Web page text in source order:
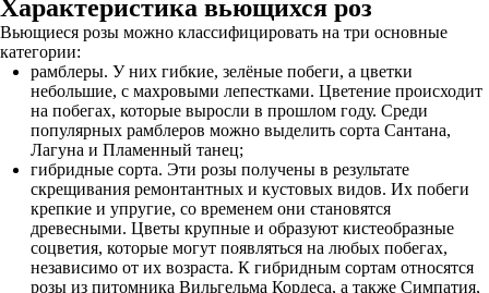
Характеристика вьющихся роз
Вьющиеся розы можно классифицировать на три основные
категории:
рамблеры. У них гибкие, зелёные побеги, а цветки
небольшие, с махровыми лепестками. Цветение происходит
на побегах, которые выросли в прошлом году. Среди
популярных рамблеров можно выделить сорта Сантана,
Лагуна и Пламенный танец;
гибридные сорта. Эти розы получены в результате
скрещивания ремонтантных и кустовых видов. Их побеги
крепкие и упругие, со временем они становятся
древесными. Цветы крупные и образуют кистеобразные
соцветия, которые могут появляться на любых побегах,
независимо от их возраста. К гибридным сортам относятся
розы из питомника Вильгельма Кордеса, а также Симпатия,